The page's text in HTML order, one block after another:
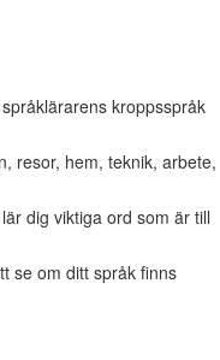
kroppsspråk
resor, hem, teknik, arbete,
lär dig viktiga ord som är till
se om ditt språk finns